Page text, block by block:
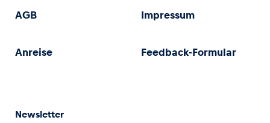
AGB Impressum
Anreise Feedback-Formular
Newsletter